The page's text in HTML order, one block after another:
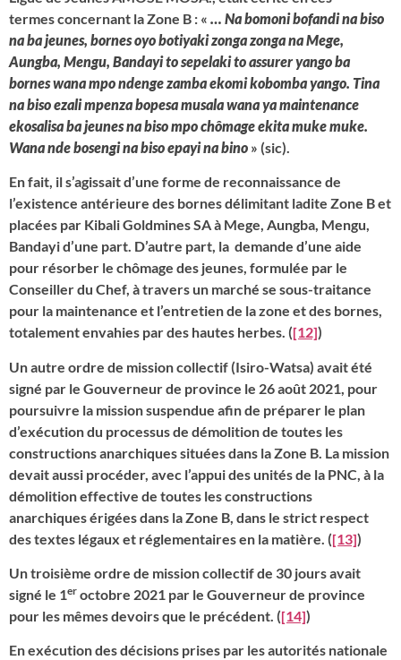
termes concernant la Zone B : « … Na bomoni bofandi na biso
na ba jeunes, bornes oyo botiyaki zonga zonga na Mege,
Aungba, Mengu, Bandayi to sepelaki to assurer yango ba
bornes wana mpo ndenge zamba ekomi kobomba yango. Tina
na biso ezali mpenza bopesa musala wana ya maintenance
ekosalisa ba jeunes na biso mpo chômage ekita muke muke.
Wana nde bosengi na biso epayi na bino » (sic).
En fait, il s’agissait d’une forme de reconnaissance de
l’existence antérieure des bornes délimitant ladite Zone B et
placées par Kibali Goldmines SA à Mege, Aungba, Mengu,
Bandayi d’une part. D’autre part, la demande d’une aide
pour résorber le chômage des jeunes, formulée par le
Conseiller du Chef, à travers un marché se sous-traitance
pour la maintenance et l’entretien de la zone et des bornes,
totalement envahies par des hautes herbes. ([12])
Un autre ordre de mission collectif (Isiro-Watsa) avait été
signé par le Gouverneur de province le 26 août 2021, pour
poursuivre la mission suspendue afin de préparer le plan
d’exécution du processus de démolition de toutes les
constructions anarchiques situées dans la Zone B. La mission
devait aussi procéder, avec l’appui des unités de la PNC, à la
démolition effective de toutes les constructions
anarchiques érigées dans la Zone B, dans le strict respect
des textes légaux et réglementaires en la matière. ([13])
Un troisième ordre de mission collectif de 30 jours avait
signé le 1er octobre 2021 par le Gouverneur de province
pour les mêmes devoirs que le précédent. ([14])
En exécution des décisions prises par les autorités nationale